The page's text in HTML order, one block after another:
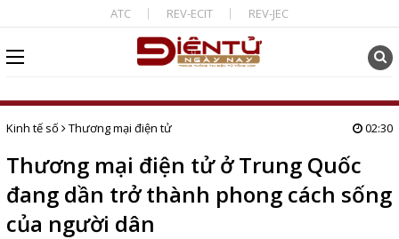
ATC REV-ECIT REV-JEC
Kinh tế số Thương mại điện tử 02:30
Thương mại điện tử ở Trung Quốc
đang dần trở thành phong cách sống
của người dân